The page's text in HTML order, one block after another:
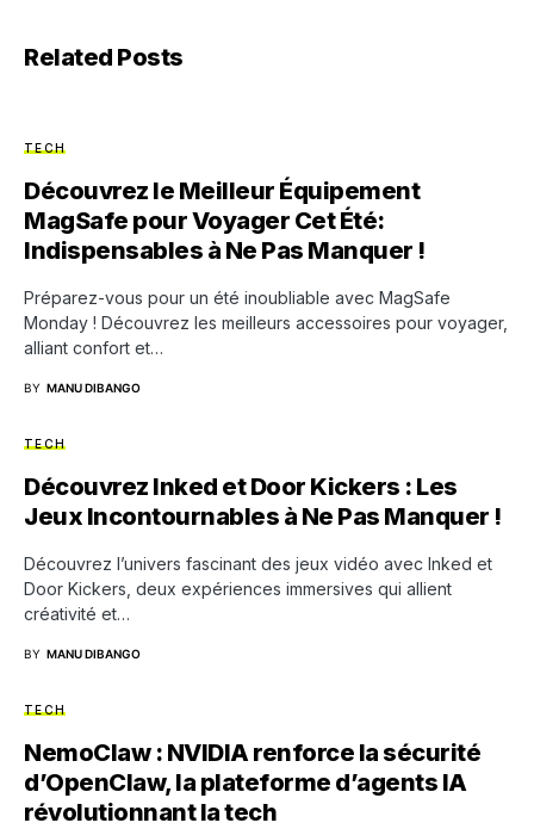
Related Posts
TECH
Découvrez le Meilleur Équipement
MagSafe pour Voyager Cet Été:
Indispensables à Ne Pas Manquer !
Préparez-vous pour un été inoubliable avec MagSafe
Monday ! Découvrez les meilleurs accessoires pour voyager,
alliant confort et…
BY MANU DIBANGO
TECH
Découvrez Inked et Door Kickers : Les
Jeux Incontournables à Ne Pas Manquer !
Découvrez l’univers fascinant des jeux vidéo avec Inked et
Door Kickers, deux expériences immersives qui allient
créativité et…
BY MANU DIBANGO
TECH
NemoClaw : NVIDIA renforce la sécurité
d’OpenClaw, la plateforme d’agents IA
révolutionnant la tech